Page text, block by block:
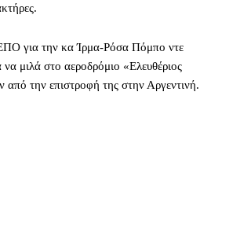
για την κα Ίρμα-Ρόσα Πόμπο ντε
να μιλά στο αεροδρόμιο «Ελευθέριος
από την επιστροφή της στην Αργεντινή.